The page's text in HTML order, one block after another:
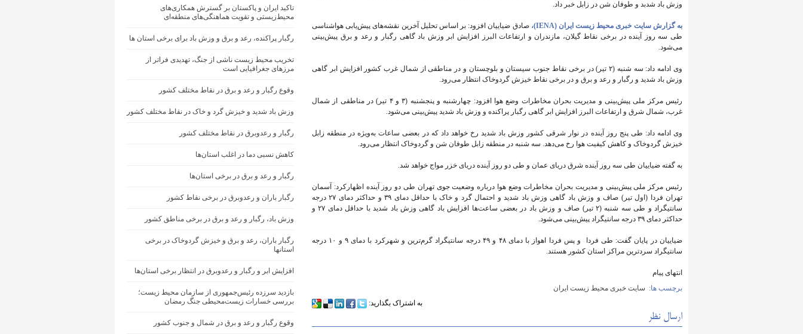
وزش باد شدبد و طوفان شن در زابل خبر داد.
به گزارش سایت خبری محیط زیست ایران (IENA)،
صادق ضیاییان افزود: بر اساس تحلیل آخرین نقشه‌های پیش‌یابی هواشناسی
طی سه روز آینده در برخی نقاط گیلان، مازندران و ارتفاعات البرز افزایش ابر وزش باد گاهی رگبار و رعد و برق پیش‌بینی
می‌شود.
وی ادامه داد: سه شنبه (۲ تیر) در برخی نقاط جنوب سیستان و بلوچستان و در مناطقی از شمال غرب کشور افزایش ابر گاهی
وزش باد شدید و رگبار و رعد و برق و در برخی نقاط خیزش گردوخاک انتظار می‌رود.
رئیس مرکز ملی پیش‌بینی و مدیریت بحران مخاطرات وضع هوا افزود: چهارشنبه و پنجشنبه (۳ و ۴ تیر) در مناطقی از شمال
غرب، شمال شرق و ارتفاعات البرز افزایش ابر گاهی رگبار پراکنده و وزش باد شدید پیش‌بینی می‌شود.
وی ادامه داد: طی پنج روز آینده در نوار شرقی کشور وزش باد شدید رخ خواهد داد که در بعضی ساعات به‌ویژه در منطقه زابل
خیزش گردوخاک و کاهش کیفیت هوا رخ می‌دهد. سه شنبه در منطقه زابل طوفان شن و گردوخاک انتظار می‌رود.
به گفته ضیاییان طی سه روز آینده شرق دریای عمان و طی دو روز آینده دریای خزر مواج خواهد شد.
رئیس مرکز ملی پیش‌بینی و مدیریت بحران مخاطرات وضع هوا درباره وضعیت جوی تهران طی دو روز آینده اظهارکرد: آسمان
تهران فردا (اول تیر) صاف و وزش باد گاهی وزش باد شدید و احتمال گرد و خاک با حداقل دمای ۳۹ و حداکثر دمای ۲۷ درجه
سانتیگراد و طی سه شنبه (۲ تیر) صاف و وزش باد در بعضی ساعت‌ها افزایش باد گاهی وزش باد شدید با حداقل دمای ۲۷ و
حداکثر دمای ۳۹ درجه سانتیگراد پیش‌بینی می‌شود.
ضیاییان در پایان گفت: طی فردا و پس فردا اهواز با دمای ۴۸ و ۴۹ درجه سانتیگراد گرم‌ترین و شهرکرد با دمای ۹ و ۱۰ درجه
سانتیگراد سردترین مراکز استان‌ کشور هستند.
انتهای پیام
برچسب ها: سایت خبری محیط زیست ایران
به اشتراک بگذارید:
ارسال نظر
تاکید ایران و پاکستان بر گسترش همکاری‌های
محیط‌زیستی و تقویت هماهنگی‌های منطقه‌ای
رگبار پراکنده، رعد و برق و وزش باد برای برخی استان ها
تخریب محیط زیست ناشی از جنگ، تهدیدی فراتر از
مرزهای جغرافیایی است
وقوع رگبار و رعد و برق در نقاط مختلف کشور
وزش باد شدید و خیزش گرد و خاک در نقاط مختلف کشور
رگبار و رعدوبرق در نقاط مختلف کشور
کاهش نسبی دما در اغلب استان‌ها
رگبار و رعد و برق در برخی استان‌ها
رگبار باران و رعدوبرق در برخی نقاط کشور
وزش باد، رگبار و رعد و برق در برخی مناطق کشور
رگبار باران، رعد و برق و خیزش گردوخاک در برخی
استانها
افزایش ابر و رگبار و رعدوبرق در انتظار برخی استان‌ها
بازدید سرزده رئیس‌جمهوری از سازمان محیط‌ زیست؛
بررسی خسارات زیست‌محیطی جنگ رمضان
وقوع رگبار و رعد و برق در شمال و جنوب کشور